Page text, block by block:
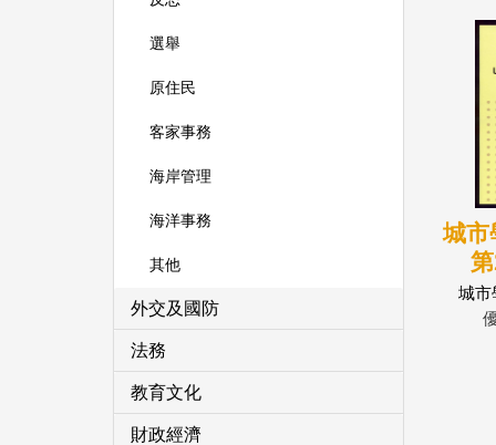
選舉
原住民
客家事務
海岸管理
海洋事務
其他
外交及國防
法務
教育文化
財政經濟
城市
城市